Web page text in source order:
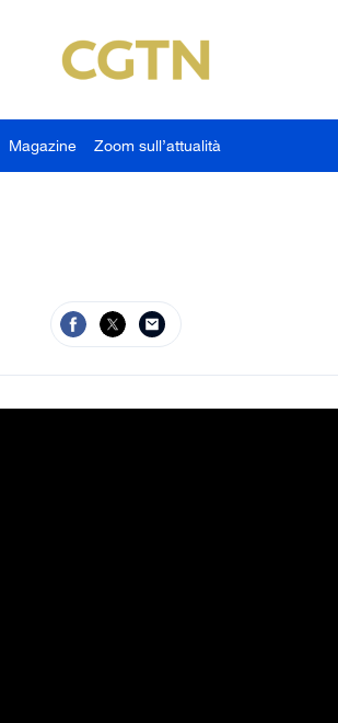
Magazine Zoom sull’attualità